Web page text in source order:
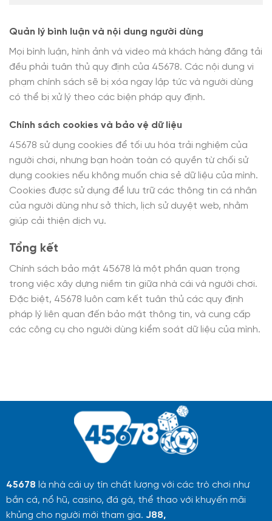
Quản lý bình luận và nội dung người dùng
Mọi bình luận, hình ảnh và video mà khách hàng đăng tải
đều phải tuân thủ quy định của 45678. Các nội dung vi
phạm chính sách sẽ bị xóa ngay lập tức và người dùng
có thể bị xử lý theo các biện pháp quy định.
Chính sách cookies và bảo vệ dữ liệu
45678 sử dụng cookies để tối ưu hóa trải nghiệm của
người chơi, nhưng bạn hoàn toàn có quyền từ chối sử
dụng cookies nếu không muốn chia sẻ dữ liệu của mình.
Cookies được sử dụng để lưu trữ các thông tin cá nhân
của người dùng như sở thích, lịch sử duyệt web, nhằm
giúp cải thiện dịch vụ.
Tổng kết
Chính sách bảo mật 45678 là một phần quan trọng
trong việc xây dựng niềm tin giữa nhà cái và người chơi.
Đặc biệt, 45678 luôn cam kết tuân thủ các quy định
pháp lý liên quan đến bảo mật thông tin, và cung cấp
các công cụ cho người dùng kiểm soát dữ liệu của mình.
45678 là nhà cái uy tín chất lượng với các trò chơi như
bắn cá, nổ hũ, casino, đá gà, thể thao với khuyến mãi
khủng cho người mới tham gia. J88,